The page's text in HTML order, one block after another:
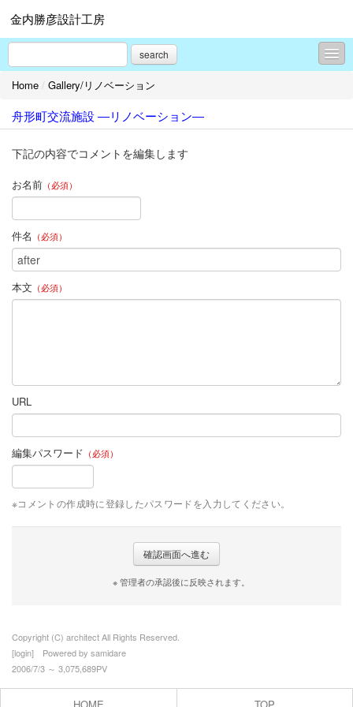
金内勝彦設計工房
search
Topics
Gallery/新築
Gallery/リノベーション
Gallery/プレゼンテーション
旧）よくある質問
プロフィール
Home / Gallery/リノベーション
舟形町交流施設 ―リノベーション―
下記の内容でコメントを編集します
お名前 （必須）
件名 （必須）
本文 （必須）
URL
編集パスワード （必須）
※コメントの作成時に登録したパスワードを入力してください。
※ 管理者の承認後に反映されます。
Copyright (C) architect All Rights Reserved.
[login] Powered by samidare
2006/7/3 ～ 3,075,689PV